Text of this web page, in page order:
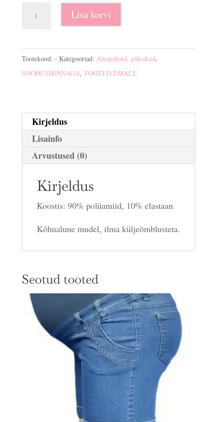
Lisa korvi
Tootekood: - Kategooriad: Aluspüksid, püksikud,
SOODUSHINNAGA, TOOTED EMALE
Kirjeldus
Lisainfo
Arvustused (0)
Kirjeldus
Koostis: 90% polüamiid, 10% elastaan
Kõhualune mudel, ilma küljeõmblusteta.
Seotud tooted